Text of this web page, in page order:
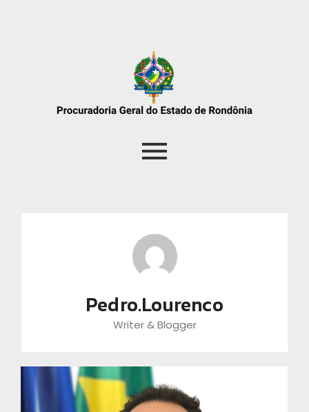
Pedro.lourenco
Writer & Blogger